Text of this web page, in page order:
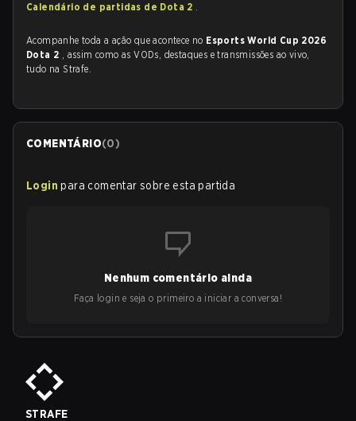
Calendário de partidas de Dota 2 .
Acompanhe toda a ação que acontece no Esports World Cup 2026
Dota 2 , assim como as VODs, destaques e transmissões ao vivo,
tudo na Strafe.
COMENTÁRIO(0)
Login para comentar sobre esta partida
Nenhum comentário ainda
Faça login e seja o primeiro a iniciar a conversa!
STRAFE